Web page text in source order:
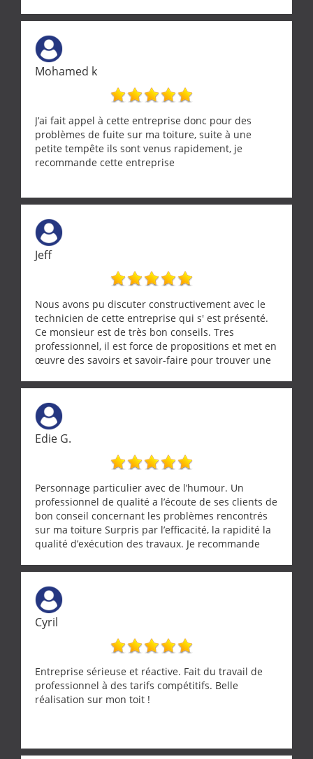
tourterelle et s’est ensuite patiemment occupé de
l’oiseau jusqu’à ce qu’il reprenne ses esprits et
puisse s’envoler. Après quoi il a procédé au
ramonage de notre insert avec dextérité et une
grande propreté, nous gratifiant également de
nombreux conseils concernant d’autres sujets. Un
entrepreneur comme on souhaite en rencontrer.
Encore un grand merci à lui.
Mohamed k
J’ai fait appel à cette entreprise donc pour des
problèmes de fuite sur ma toiture, suite à une
petite tempête ils sont venus rapidement, je
recommande cette entreprise
Jeff
Nous avons pu discuter constructivement avec le
technicien de cette entreprise qui s' est présenté.
Ce monsieur est de très bon conseils. Tres
professionnel, il est force de propositions et met en
œuvre des savoirs et savoir-faire pour trouver une
demande de l écoute et de la considération, ce qui
ne se trouve que chez les pationnés de leur métier.
Merci a ce monsieur pour sa disponibilité
Edie G.
Personnage particulier avec de l’humour. Un
professionnel de qualité a l’écoute de ses clients de
bon conseil concernant les problèmes rencontrés
sur ma toiture Surpris par l’efficacité, la rapidité la
qualité d’exécution des travaux. Je recommande
Cyril
Entreprise sérieuse et réactive. Fait du travail de
professionnel à des tarifs compétitifs. Belle
réalisation sur mon toit !